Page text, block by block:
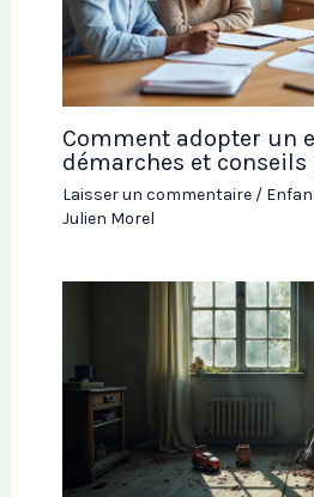
Comment adopter un
démarches et
Laisser un commentaire /
Julien Morel